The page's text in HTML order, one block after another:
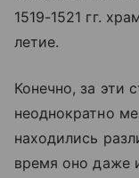
1519-1521 гг.
летие.
Конечно, за эти
неоднократно
находились
время оно даже